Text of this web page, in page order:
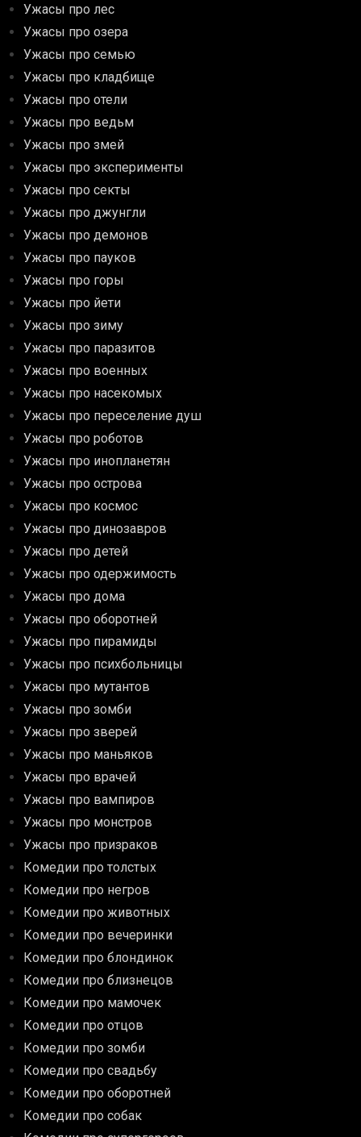
Ужасы про лес
Ужасы про озера
Ужасы про семью
Ужасы про кладбище
Ужасы про отели
Ужасы про ведьм
Ужасы про змей
Ужасы про эксперименты
Ужасы про секты
Ужасы про джунгли
Ужасы про демонов
Ужасы про пауков
Ужасы про горы
Ужасы про йети
Ужасы про зиму
Ужасы про паразитов
Ужасы про военных
Ужасы про насекомых
Ужасы про переселение душ
Ужасы про роботов
Ужасы про инопланетян
Ужасы про острова
Ужасы про космос
Ужасы про динозавров
Ужасы про детей
Ужасы про одержимость
Ужасы про дома
Ужасы про оборотней
Ужасы про пирамиды
Ужасы про психбольницы
Ужасы про мутантов
Ужасы про зомби
Ужасы про зверей
Ужасы про маньяков
Ужасы про врачей
Ужасы про вампиров
Ужасы про монстров
Ужасы про призраков
Комедии про толстых
Комедии про негров
Комедии про животных
Комедии про вечеринки
Комедии про блондинок
Комедии про близнецов
Комедии про мамочек
Комедии про отцов
Комедии про зомби
Комедии про свадьбу
Комедии про оборотней
Комедии про собак